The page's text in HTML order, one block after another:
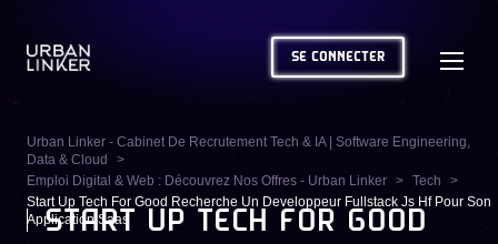
SE CONNECTER
Urban Linker - Cabinet De Recrutement Tech & IA | Software Engineering,
Data & Cloud
Emploi Digital & Web : Découvrez Nos Offres - Urban Linker
Tech
Start Up Tech For Good Recherche Un Developpeur Fullstack Js Hf Pour Son
Application Saas
START UP TECH FOR GOOD